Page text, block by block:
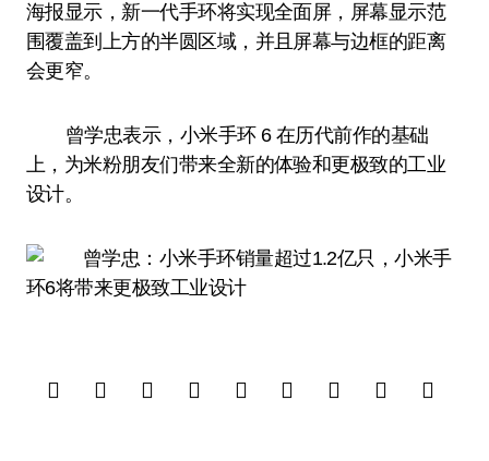
海报显示，新一代手环将实现全面屏，屏幕显示范
围覆盖到上方的半圆区域，并且屏幕与边框的距离
会更窄。
曾学忠表示，小米手环 6 在历代前作的基础
上，为米粉朋友们带来全新的体验和更极致的工业
设计。